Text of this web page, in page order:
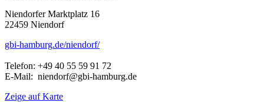
Niendorfer Marktplatz 16
22459 Niendorf
gbi-hamburg.de/niendorf/
Telefon: +49 40 55 59 91 72
E-Mail: niendorf@gbi-hamburg.de
Zeige auf Karte